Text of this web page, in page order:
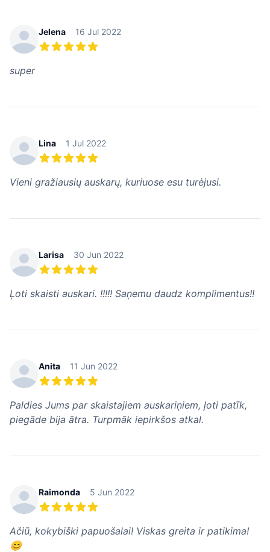
Recent reviews
Jelena 16 Jul 2022
super
Lina 1 Jul 2022
Vieni gražiausių auskarų, kuriuose esu turėjusi.
Larisa 30 Jun 2022
Ļoti skaisti auskari. !!!!! Saņemu daudz komplimentus!!
Anita 11 Jun 2022
Paldies Jums par skaistajiem auskariņiem, ļoti patīk,
piegāde bija ātra. Turpmāk iepirkšos atkal.
Raimonda 5 Jun 2022
Ačiū, kokybiški papuošalai! Viskas greita ir patikima!
😊